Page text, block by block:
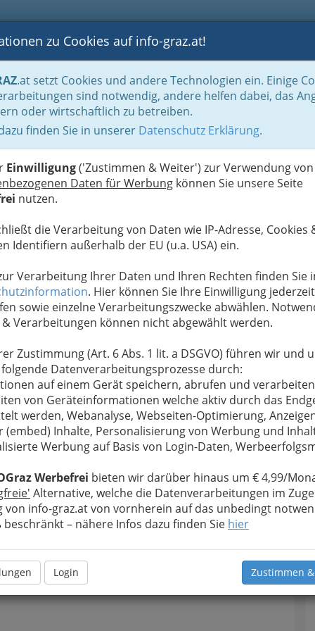
BLOGS FOTOS GASTRONOMIE BRANCHEN
zu Cookies auf info-graz.at!
.at setzt Cookies und andere Technologien ein. Einige
sind notwendig, andere helfen dabei, das
oder wirtschaftlich zu betreiben.
finden Sie in unserer Datenschutz Erklärung.
Einwilligung('Zustimmen & Weiter') zur Verwendung von
Daten für Werbung können Sie unsere Seite
nutzen.
die Verarbeitung von Daten wie IP-Adresse, Cookies
Identifiern außerhalb der EU (u.a. USA) ein.
Verarbeitung Ihrer Daten und Ihren Rechten finden Sie
. Hier können Sie Ihre Einwilligung jederzeit
sowie einzelne Verarbeitungszwecke abwählen.
& Verarbeitungen können nicht abgewählt werden.
Zustimmung (Art. 6 Abs. 1 lit. a DSGVO) führen wir und
Datenverarbeitungsprozesse durch:
auf einem Gerät speichern, abrufen und
von Geräteinformationen welche aktiv durch das
werden, Webanalyse, Webseiten-Optimierung,
(embed) Inhalte, Personalisierung von Werbung und
Werbung auf Basis von Login-Daten,
Werbefrei bieten wir darüber hinaus um € 4,99/
Alternative, welche die Datenverarbeitungen im
von info-graz.at von vornherein auf das unbedingt
beschränkt – nähere Infos dazu finden Sie hier
Login Zustimmen
& Handwerk, Gliederung der WKO Landesinnung der Fahrzeugtechnik /
GmbH
Ihre Nachricht wird nach dem Absenden
Gummi- und Kunststoffe GmbH weitergeleitet.
Meine Nachricht